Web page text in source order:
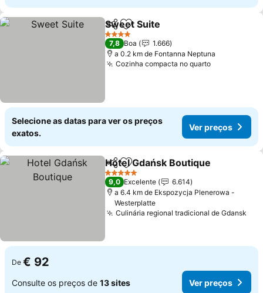
PartilharAdicionar aos favoritos
Sweet Suite
4 Estrelas
7,8 Boa
1.666
a 0.2 km de Fontanna Neptuna
Cozinha compacta no quartoVer preços
Selecione as datas para ver os preços
exatos.
Ver preços
PartilharAdicionar aos favoritos
Hotel Gdańsk Boutique
5 Estrelas
9,0 Excelente
6.614
a 6.4 km de Ekspozycja Plenerowa -
Westerplatte
Culinária regional tradicional de Gdansk
De € 92
Consulte os preços de 13 sites Ver preços